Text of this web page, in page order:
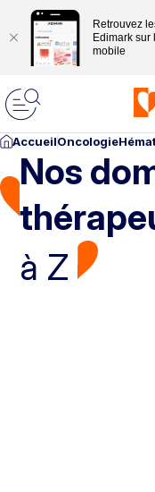
Retrouvez
Edimark sur
mobile
AccueilOncologie
Nos
à Z